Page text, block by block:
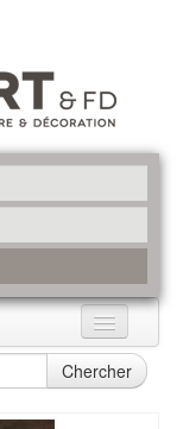
Chercher